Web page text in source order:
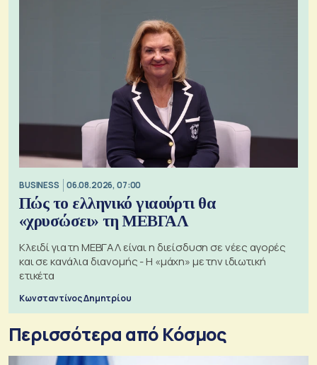
BUSINESS 06.08.2026, 07:00
Πώς το ελληνικό γιαούρτι θα
«χρυσώσει» τη ΜΕΒΓΑΛ
Κλειδί για τη ΜΕΒΓΑΛ είναι η διείσδυση σε νέες αγορές
και σε κανάλια διανομής - Η «μάχη» με την ιδιωτική
ετικέτα
Κωνσταντίνος Δημητρίου
Περισσότερα από Κόσμος